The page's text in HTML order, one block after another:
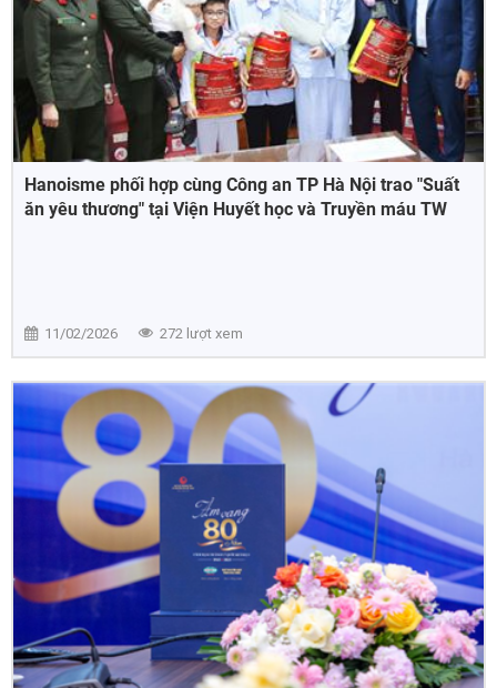
Hanoisme phối hợp cùng Công an TP Hà Nội trao "Suất
ăn yêu thương" tại Viện Huyết học và Truyền máu TW
11/02/2026 272 lượt xem